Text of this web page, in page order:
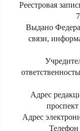
Реестровая
Выдано
связи,
Адрес
Адрес
Телефон